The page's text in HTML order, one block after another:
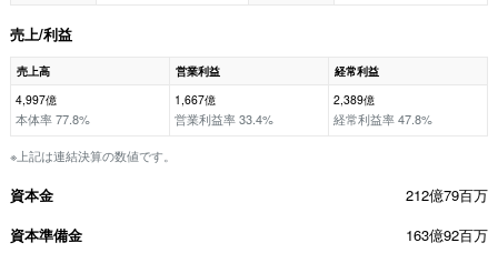
売上/利益
売上高 営業利益
経常利益
4,997億
本体率 77.8%
1,667億
営業利益率 33.4%
2,389億
経常利益率 47.8%
※上記は連結決算の数値です。
資本金
212億79百万
資本準備金
163億92百万